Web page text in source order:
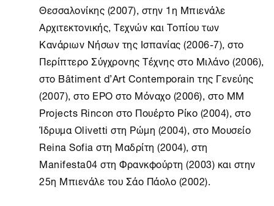
Θεσσαλονίκης (2007), στην 1η Μπιενάλε
Αρχιτεκτονικής, Τεχνών και Τοπίου των
Κανάριων Νήσων της Ισπανίας (2006-7), στο
Περίπτερο Σύγχρονης Τέχνης στο Μιλάνο (2006),
στο Bâtiment d’Art Contemporain της Γενεύης
(2007), στο EPO στο Μόναχο (2006), στο MM
Projects Rincon στο Πουέρτο Ρίκο (2004), στο
Ίδρυμα Olivetti στη Ρώμη (2004), στο Μουσείο
Reina Sofia στη Μαδρίτη (2004), στη
Manifesta04 στη Φρανκφούρτη (2003) και στην
25η Μπιενάλε του Σάο Πάολο (2002).